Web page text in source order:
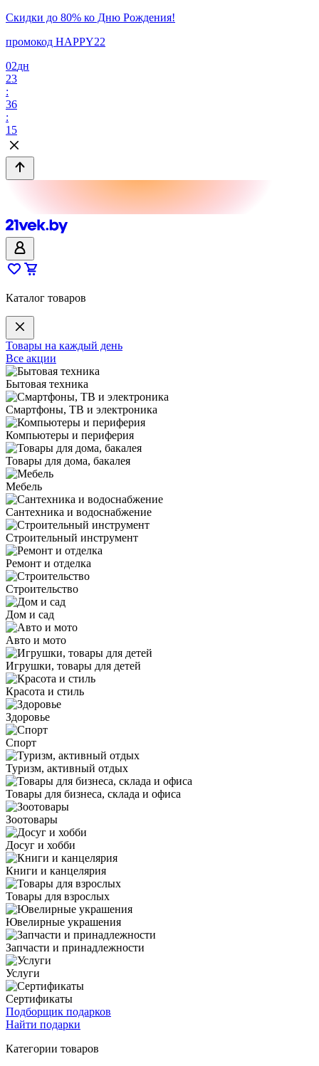
Скидки до 80% ко Дню Рождения!
промокод HAPPY22
02дн
23
:
36
:
15
Каталог товаров
Товары на каждый день
Все акции
Бытовая техника
Смартфоны, ТВ и электроника
Компьютеры и периферия
Товары для дома, бакалея
Мебель
Сантехника и водоснабжение
Строительный инструмент
Ремонт и отделка
Строительство
Дом и сад
Авто и мото
Игрушки, товары для детей
Красота и стиль
Здоровье
Спорт
Туризм, активный отдых
Товары для бизнеса, склада и офиса
Зоотовары
Досуг и хобби
Книги и канцелярия
Товары для взрослых
Ювелирные украшения
Запчасти и принадлежности
Услуги
Сертификаты
Подборщик подарков
Найти подарки
Категории товаров